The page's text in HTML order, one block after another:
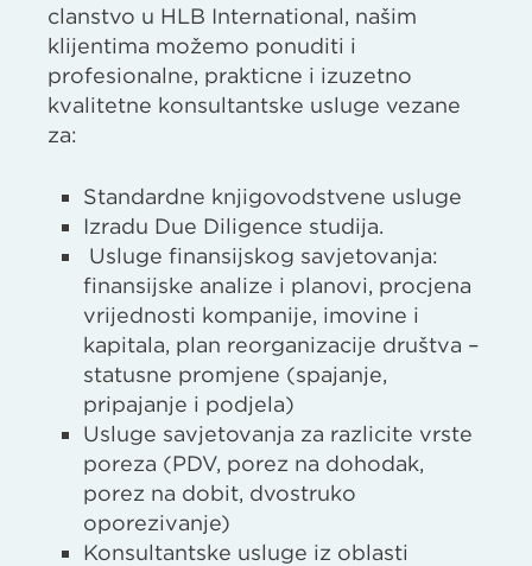
članstvo u HLB International, našim
klijentima možemo ponuditi i
profesionalne, praktične i izuzetno
kvalitetne konsultantske usluge vezane
za:
Standardne knjigovodstvene usluge
Izradu Due Diligence studija.
Usluge finansijskog savjetovanja:
finansijske analize i planovi, procjena
vrijednosti kompanije, imovine i
kapitala, plan reorganizacije društva –
statusne promjene (spajanje,
pripajanje i podjela)
Usluge savjetovanja za različite vrste
poreza (PDV, porez na dohodak,
porez na dobit, dvostruko
oporezivanje)
Konsultantske usluge iz oblasti